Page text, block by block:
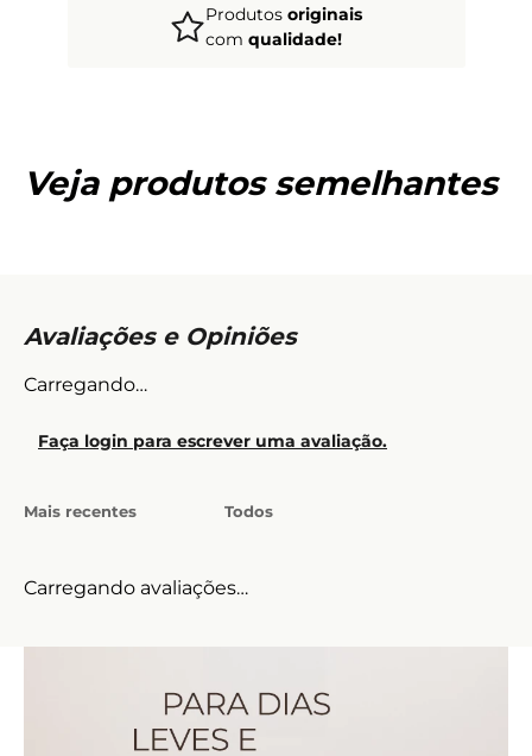
Produtos originais
com qualidade!
Veja produtos semelhantes
Carregando…
Faça login para escrever uma avaliação.
Mais recentes Todos
Carregando avaliações…